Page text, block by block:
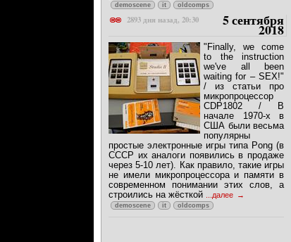
demoscene it oldcomps
2893 дня назад, 20:30 5 сентября
2018
"Finally, we come
to the instruction
we've all been
waiting for – SEX!"
/ из статьи про
микропроцессор
CDP1802 / В
начале 1970-х в
США были весьма
популярны
простые электронные игры типа Pong (в
СССР их аналоги появились в продаже
через 5-10 лет). Как правило, такие игры
не имели микропроцессора и памяти в
современном понимании этих слов, а
строились на жёсткой
...далее
demoscene it oldcomps